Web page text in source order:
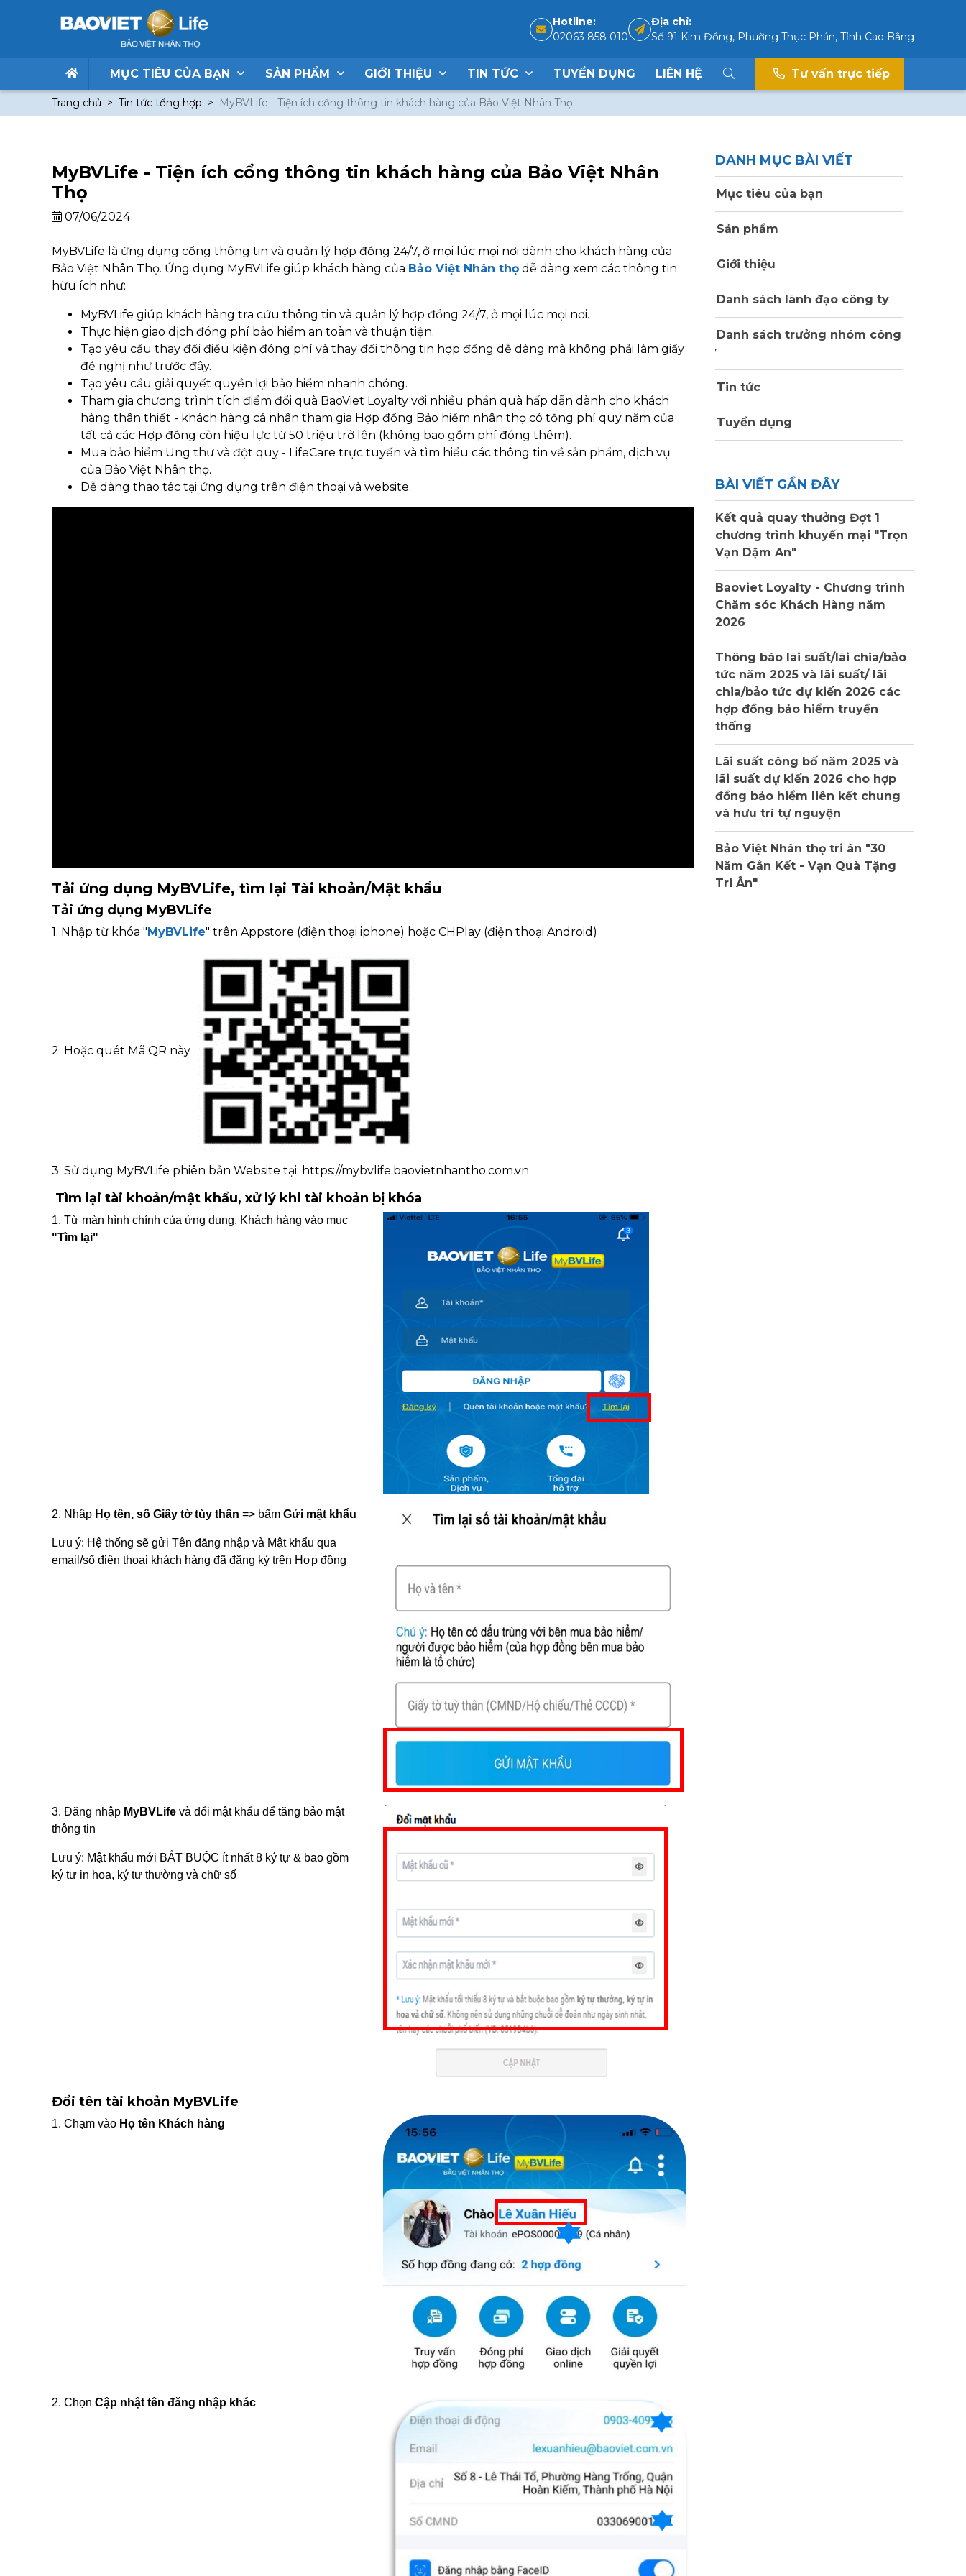
Hotline:
02063 858 010
Địa chỉ:
Số 91 Kim Đồng, Phường Thục Phán, Tỉnh Cao Bằng
MỤC TIÊU CỦA BẠN SẢN PHẨM GIỚI THIỆU TIN TỨC TUYỂN DỤNG LIÊN HỆ Tư vấn trực tiếp
Trang chủ Tin tức tổng hợp MyBVLife - Tiện ích cổng thông tin khách hàng của Bảo Việt Nhân Thọ
MyBVLife - Tiện ích cổng thông tin khách hàng của Bảo Việt Nhân
Thọ
07/06/2024
MyBVLife là ứng dụng cổng thông tin và quản lý hợp đồng 24/7, ở mọi lúc mọi nơi dành cho khách hàng của
Bảo Việt Nhân Thọ. Ứng dụng MyBVLife giúp khách hàng của Bảo Việt Nhân thọ dễ dàng xem các thông tin
hữu ích như:
MyBVLife giúp khách hàng tra cứu thông tin và quản lý hợp đồng 24/7, ở mọi lúc mọi nơi.
Thực hiện giao dịch đóng phí bảo hiểm an toàn và thuận tiện.
Tạo yêu cầu thay đổi điều kiện đóng phí và thay đổi thông tin hợp đồng dễ dàng mà không phải làm giấy
đề nghị như trước đây.
Tạo yêu cầu giải quyết quyền lợi bảo hiểm nhanh chóng.
Tham gia chương trình tích điểm đổi quà BaoViet Loyalty với nhiều phần quà hấp dẫn dành cho khách
hàng thân thiết - khách hàng cá nhân tham gia Hợp đồng Bảo hiểm nhân thọ có tổng phí quy năm của
tất cả các Hợp đồng còn hiệu lực từ 50 triệu trở lên (không bao gồm phí đóng thêm).
Mua bảo hiểm Ung thư và đột quỵ - LifeCare trực tuyến và tìm hiểu các thông tin về sản phẩm, dịch vụ
của Bảo Việt Nhân thọ.
Dễ dàng thao tác tại ứng dụng trên điện thoại và website.
Tải ứng dụng MyBVLife, tìm lại Tài khoản/Mật khẩu
Tải ứng dụng MyBVLife
1. Nhập từ khóa "MyBVLife" trên Appstore (điện thoại iphone) hoặc CHPlay (điện thoại Android)
2. Hoặc quét Mã QR này
3. Sử dụng MyBVLife phiên bản Website tại: https://mybvlife.baovietnhantho.com.vn
Tìm lại tài khoản/mật khẩu, xử lý khi tài khoản bị khóa
1. Từ màn hình chính của ứng dụng, Khách hàng vào mục
"Tìm lại"
2. Nhập Họ tên, số Giấy tờ tùy thân => bấm Gửi mật khẩu
Lưu ý: Hệ thống sẽ gửi Tên đăng nhập và Mật khẩu qua
email/số điện thoại khách hàng đã đăng ký trên Hợp đồng
3. Đăng nhập MyBVLife và đổi mật khẩu để tăng bảo mật
thông tin
Lưu ý: Mật khẩu mới BẮT BUỘC ít nhất 8 ký tự & bao gồm
ký tự in hoa, ký tự thường và chữ số
Đổi tên tài khoản MyBVLife
1. Chạm vào Họ tên Khách hàng
2. Chọn Cập nhật tên đăng nhập khác
DANH MỤC BÀI VIẾT
Mục tiêu của bạn
Sản phẩm
Giới thiệu
Danh sách lãnh đạo công ty
Danh sách trưởng nhóm công
ty
Tin tức
Tuyển dụng
BÀI VIẾT GẦN ĐÂY
Kết quả quay thưởng Đợt 1
chương trình khuyến mại "Trọn
Vạn Dặm An"
Baoviet Loyalty - Chương trình
Chăm sóc Khách Hàng năm
2026
Thông báo lãi suất/lãi chia/bảo
tức năm 2025 và lãi suất/ lãi
chia/bảo tức dự kiến 2026 các
hợp đồng bảo hiểm truyền
thống
Lãi suất công bố năm 2025 và
lãi suất dự kiến 2026 cho hợp
đồng bảo hiểm liên kết chung
và hưu trí tự nguyện
Bảo Việt Nhân thọ tri ân "30
Năm Gắn Kết - Vạn Quà Tặng
Tri Ân"